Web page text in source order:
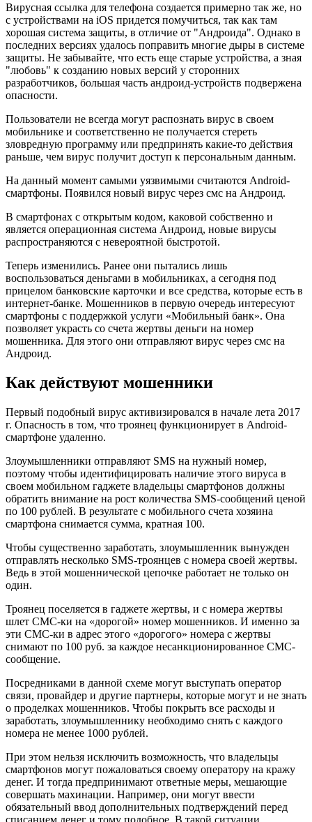
Вирусная ссылка для телефона создается примерно так же, но
с устройствами на iOS придется помучиться, так как там
хорошая система защиты, в отличие от "Андроида". Однако в
последних версиях удалось поправить многие дыры в системе
защиты. Не забывайте, что есть еще старые устройства, а зная
"любовь" к созданию новых версий у сторонних
разработчиков, большая часть андроид-устройств подвержена
опасности.
Пользователи не всегда могут распознать вирус в своем
мобильнике и соответственно не получается стереть
зловредную программу или предпринять какие-то действия
раньше, чем вирус получит доступ к персональным данным.
На данный момент самыми уязвимыми считаются Android-
смартфоны. Появился новый вирус через смс на Андроид.
В смартфонах с открытым кодом, каковой собственно и
является операционная система Андроид, новые вирусы
распространяются с невероятной быстротой.
Теперь изменились. Ранее они пытались лишь
воспользоваться деньгами в мобильниках, а сегодня под
прицелом банковские карточки и все средства, которые есть в
интернет-банке. Мошенников в первую очередь интересуют
смартфоны с поддержкой услуги «Мобильный банк». Она
позволяет украсть со счета жертвы деньги на номер
мошенника. Для этого они отправляют вирус через смс на
Андроид.
Как действуют мошенники
Первый подобный вирус активизировался в начале лета 2017
г. Опасность в том, что троянец функционирует в Android-
смартфоне удаленно.
Злоумышленники отправляют SMS на нужный номер,
поэтому чтобы идентифицировать наличие этого вируса в
своем мобильном гаджете владельцы смартфонов должны
обратить внимание на рост количества SMS-сообщений ценой
по 100 рублей. В результате с мобильного счета хозяина
смартфона снимается сумма, кратная 100.
Чтобы существенно заработать, злоумышленник вынужден
отправлять несколько SMS-троянцев с номера своей жертвы.
Ведь в этой мошеннической цепочке работает не только он
один.
Троянец поселяется в гаджете жертвы, и с номера жертвы
шлет СМС-ки на «дорогой» номер мошенников. И именно за
эти СМС-ки в адрес этого «дорогого» номера с жертвы
снимают по 100 руб. за каждое несанкционированное СМС-
сообщение.
Посредниками в данной схеме могут выступать оператор
связи, провайдер и другие партнеры, которые могут и не знать
о проделках мошенников. Чтобы покрыть все расходы и
заработать, злоумышленнику необходимо снять с каждого
номера не менее 1000 рублей.
При этом нельзя исключить возможность, что владельцы
смартфонов могут пожаловаться своему оператору на кражу
денег. И тогда предпринимают ответные меры, мешающие
совершать махинации. Например, они могут ввести
обязательный ввод дополнительных подтверждений перед